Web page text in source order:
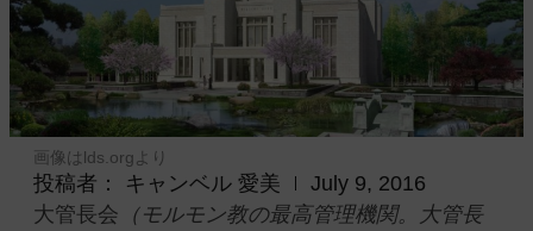
画像はlds.orgより
投稿者： キャンベル 愛美
July 9, 2016
大管長会 （モルモン教の最高管理機関。大管長